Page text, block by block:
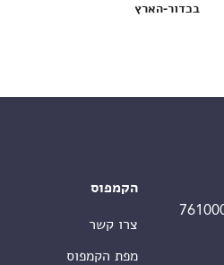
בכדור-הארץ
הקמפוס
צרו קשר
מפת הקמפוס